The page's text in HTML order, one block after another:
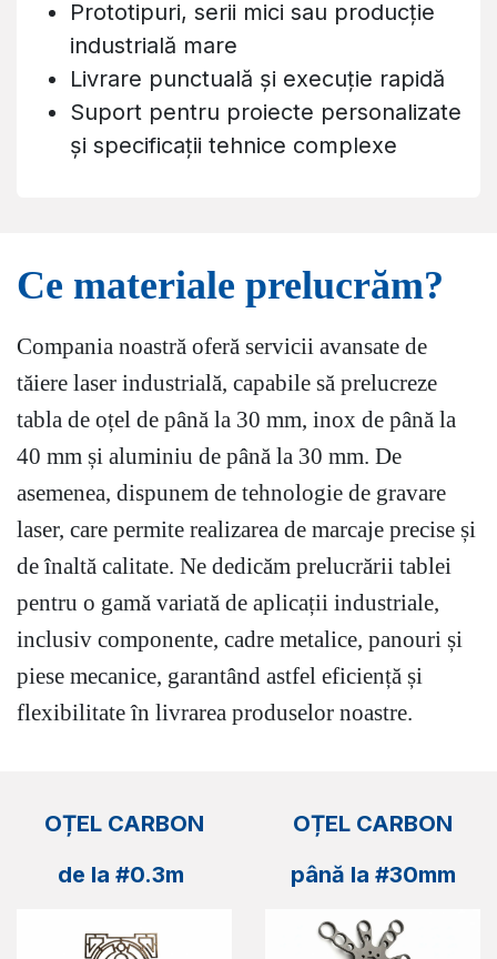
Prototipuri, serii mici sau producție
industrială mare
Livrare punctuală și execuție rapidă
Suport pentru proiecte personalizate
și specificații tehnice complexe
Ce materiale prelucrăm?
Compania noastră oferă servicii avansate de
tăiere laser industrială, capabile să prelucreze
tabla de oțel de până la 30 mm, inox de până la
40 mm și aluminiu de până la 30 mm. De
asemenea, dispunem de tehnologie de gravare
laser, care permite realizarea de marcaje precise și
de înaltă calitate. Ne dedicăm prelucrării tablei
pentru o gamă variată de aplicații industriale,
inclusiv componente, cadre metalice, panouri și
piese mecanice, garantând astfel eficiență și
flexibilitate în livrarea produselor noastre.
OȚEL CARBON
de la #0.3m
OȚEL CARBON
până la #30mm